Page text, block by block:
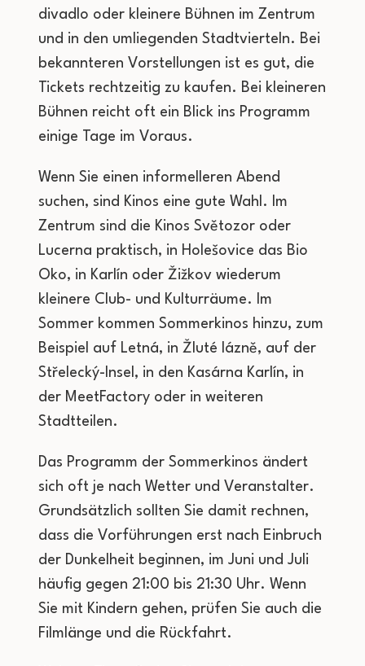
divadlo oder kleinere Bühnen im Zentrum
und in den umliegenden Stadtvierteln. Bei
bekannteren Vorstellungen ist es gut, die
Tickets rechtzeitig zu kaufen. Bei kleineren
Bühnen reicht oft ein Blick ins Programm
einige Tage im Voraus.
Wenn Sie einen informelleren Abend
suchen, sind Kinos eine gute Wahl. Im
Zentrum sind die Kinos Světozor oder
Lucerna praktisch, in Holešovice das Bio
Oko, in Karlín oder Žižkov wiederum
kleinere Club- und Kulturräume. Im
Sommer kommen Sommerkinos hinzu, zum
Beispiel auf Letná, in Žluté lázně, auf der
Střelecký-Insel, in den Kasárna Karlín, in
der MeetFactory oder in weiteren
Stadtteilen.
Das Programm der Sommerkinos ändert
sich oft je nach Wetter und Veranstalter.
Grundsätzlich sollten Sie damit rechnen,
dass die Vorführungen erst nach Einbruch
der Dunkelheit beginnen, im Juni und Juli
häufig gegen 21:00 bis 21:30 Uhr. Wenn
Sie mit Kindern gehen, prüfen Sie auch die
Filmlänge und die Rückfahrt.